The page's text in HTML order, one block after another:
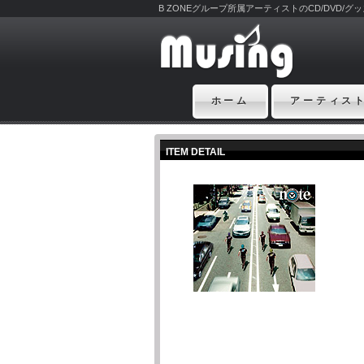
B ZONEグループ所属アーティストのCD/DVD/グ
ホーム アーティス
ITEM DETAIL